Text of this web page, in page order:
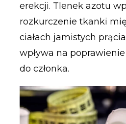
erekcji. Tlenek azotu
rozkurczenie tkanki
ciałach jamistych
wpływa na
do członka.